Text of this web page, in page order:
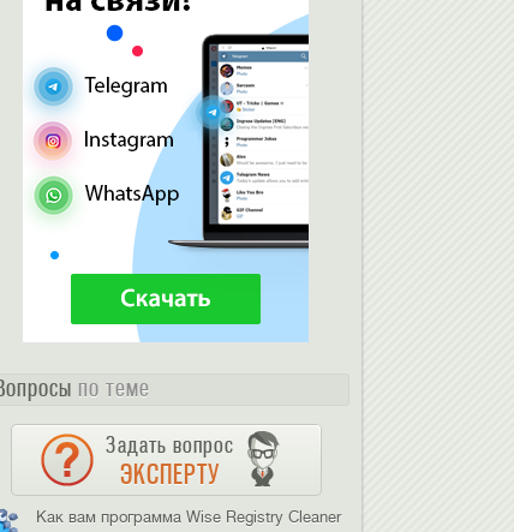
по теме
Задать вопрос
ЭКСПЕРТУ
Как вам программа Wise Registry Cleaner